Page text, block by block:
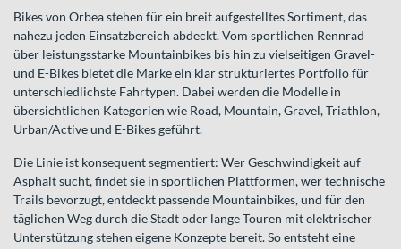
Bikes von Orbea stehen für ein breit aufgestelltes Sortiment, das
nahezu jeden Einsatzbereich abdeckt. Vom sportlichen Rennrad
über leistungsstarke Mountainbikes bis hin zu vielseitigen Gravel-
und E-Bikes bietet die Marke ein klar strukturiertes Portfolio für
unterschiedlichste Fahrtypen. Dabei werden die Modelle in
übersichtlichen Kategorien wie Road, Mountain, Gravel, Triathlon,
Urban/Active und E-Bikes geführt.
Die Linie ist konsequent segmentiert: Wer Geschwindigkeit auf
Asphalt sucht, findet sie in sportlichen Plattformen, wer technische
Trails bevorzugt, entdeckt passende Mountainbikes, und für den
täglichen Weg durch die Stadt oder lange Touren mit elektrischer
Unterstützung stehen eigene Konzepte bereit. So entsteht eine